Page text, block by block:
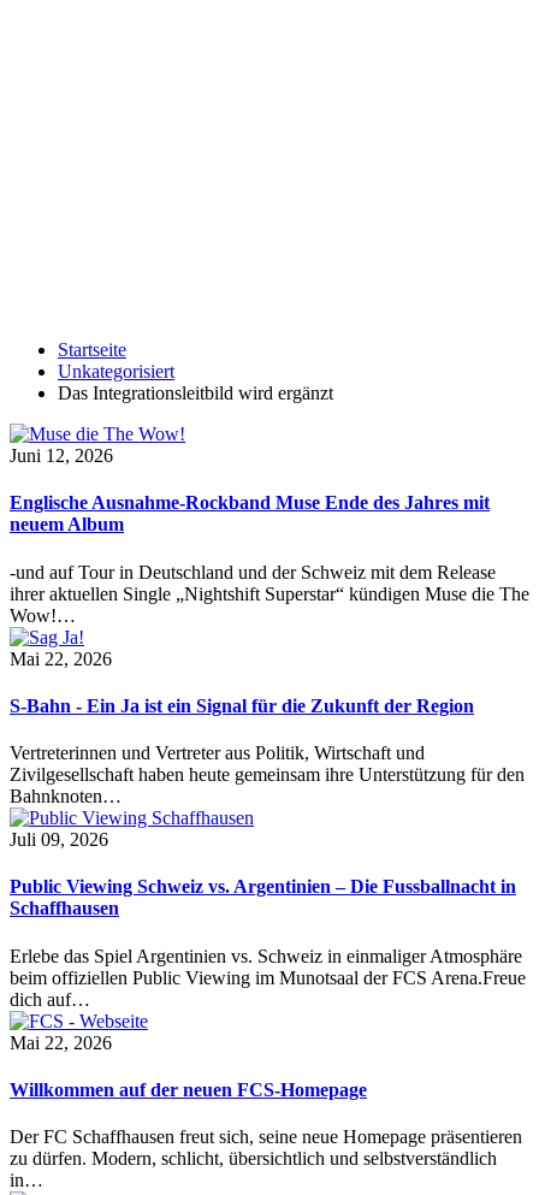
Startseite
Unkategorisiert
Das Integrationsleitbild wird ergänzt
Juni 12, 2026
Englische Ausnahme-Rockband Muse Ende des Jahres mit
neuem Album
-und auf Tour in Deutschland und der Schweiz mit dem Release
ihrer aktuellen Single „Nightshift Superstar“ kündigen Muse die The
Wow!…
Mai 22, 2026
S-Bahn - Ein Ja ist ein Signal für die Zukunft der Region
Vertreterinnen und Vertreter aus Politik, Wirtschaft und
Zivilgesellschaft haben heute gemeinsam ihre Unterstützung für den
Bahnknoten…
Juli 09, 2026
Public Viewing Schweiz vs. Argentinien – Die Fussballnacht in
Schaffhausen
Erlebe das Spiel Argentinien vs. Schweiz in einmaliger Atmosphäre
beim offiziellen Public Viewing im Munotsaal der FCS Arena.Freue
dich auf…
Mai 22, 2026
Willkommen auf der neuen FCS-Homepage
Der FC Schaffhausen freut sich, seine neue Homepage präsentieren
zu dürfen. Modern, schlicht, übersichtlich und selbstverständlich
in…